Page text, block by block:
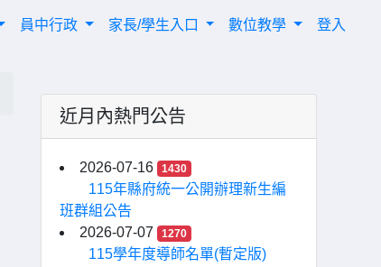
員中行政 家長/學生入口 數位教學 登入
近月內熱門公告
2026-07-16 1430
115年縣府統一公開辦理新生編
班群組公告
2026-07-07
1270
115學年度導師名單(暫定版)